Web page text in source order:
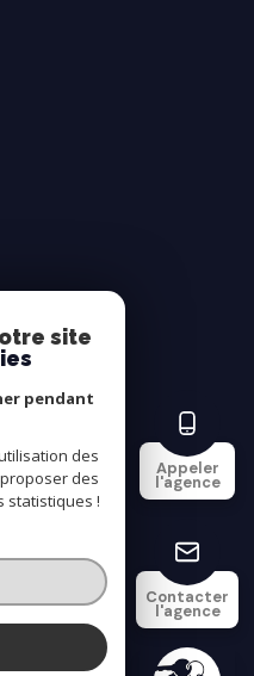
IMMOBILIER
Appeler
l'agence
Contacter
l'agence
site
pendant
des
des
statistiques !